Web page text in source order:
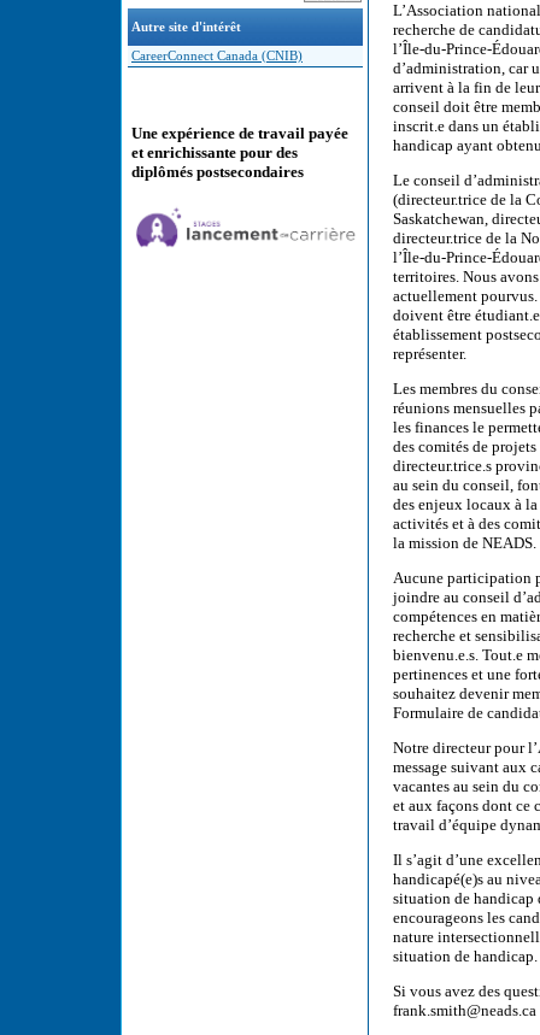
Autre site d'intérêt
CareerConnect Canada (CNIB)
Une expérience de travail payée
et enrichissante pour des
diplômés postsecondaires
L’Association
recherche de
l’Île-du-Prince-
d’administration, car
arrivent à la fin de
conseil doit être
inscrit.e dans un
handicap ayant
Le conseil
(directeur.trice de la
Saskatchewan,
directeur.trice de la
l’Île-du-Prince-
territoires. Nous
actuellement
doivent être
établissement
représenter.
Les membres du
réunions mensuelles
les finances le
des comités de
directeur.trice.s
au sein du conseil,
des enjeux locaux à
activités et à des
la mission de NEADS.
Aucune participation
joindre au conseil
compétences en
recherche et
bienvenu.e.s. Tout.e
pertinences et une
souhaitez devenir
Formulaire de
Notre directeur pour
message suivant aux
vacantes au sein du
et aux façons dont ce
travail d’équipe
Il s’agit d’une
handicapé(e)s au
situation de handicap
encourageons les
nature
situation de handicap.
Si vous avez des
frank.smith@neads.ca